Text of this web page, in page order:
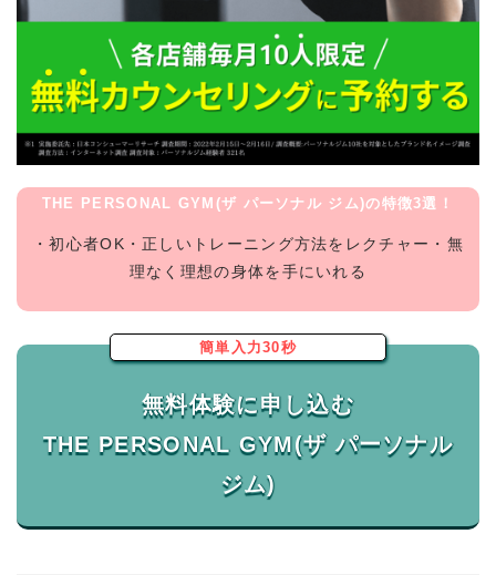
THE PERSONAL GYM(ザ パーソナル ジム)の特徴3選！
・初心者OK・正しいトレーニング方法をレクチャー・無
理なく理想の身体を手にいれる
簡単入力30秒
無料体験に申し込む
THE PERSONAL GYM(ザ パーソナル